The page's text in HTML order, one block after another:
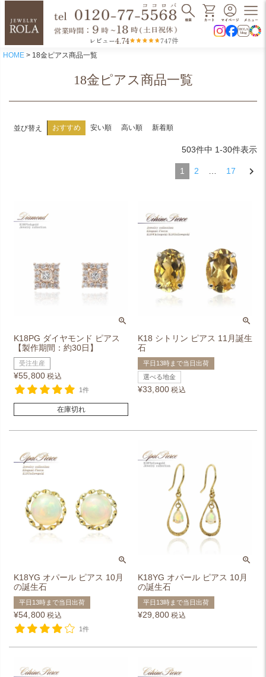
レビュー4.74 747件
HOME 18金ピアス商品一覧
18金ピアス商品一覧
並び替え おすすめ 安い順 高い順 新着順
503件中 1-30件表示
1 2 17
K18PG ダイヤモンド ピアス
【製作期間：約30日】
受注生産
¥55,800 税込
1件
在庫切れ
K18 シトリン ピアス 11月誕生
石
平日13時まで当日出荷
選べる地金
¥33,800 税込
K18YG オパール ピアス 10月
の誕生石
平日13時まで当日出荷
¥54,800 税込
1件
K18YG オパール ピアス 10月
の誕生石
平日13時まで当日出荷
¥29,800 税込